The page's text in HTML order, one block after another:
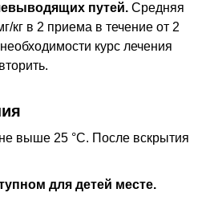
путей. Средняя
кг в 2 приема в течение от 2
курс лечения
выше 25 °C. После вскрытия
для детей месте.